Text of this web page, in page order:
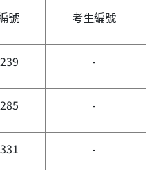
號 考生編號
-
-
-